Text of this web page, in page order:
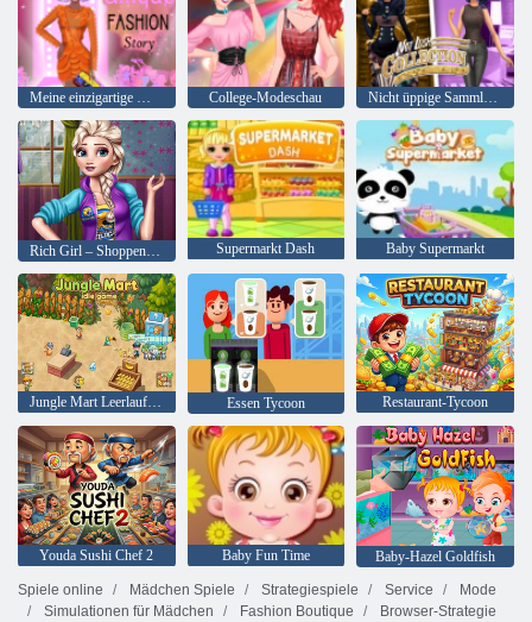
Meine einzigartige Modestory College-Modeschau Nicht üppige Sammlungen
Supermarkt Dash Baby Supermarkt
Jungle Mart Leerlaufspiel Essen Tycoon Restaurant-Tycoon
Youda Sushi Chef 2 Baby Fun Time
Baby-Hazel Goldfish
Spiele online
Mädchen Spiele Strategiespiele Service
Mode
Simulationen für Mädchen
Fashion Boutique
Browser-Strategie